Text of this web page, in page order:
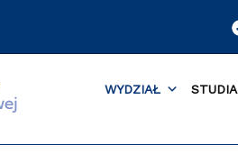
WYDZIAŁ STUDIA